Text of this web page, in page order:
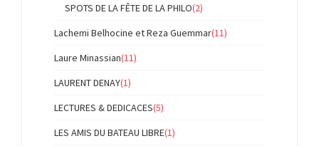
SPOTS DE LA FÊTE DE LA PHILO(2)
Lachemi Belhocine et Reza Guemmar(11)
Laure Minassian(11)
LAURENT DENAY(1)
LECTURES & DEDICACES(5)
LES AMIS DU BATEAU LIBRE(1)